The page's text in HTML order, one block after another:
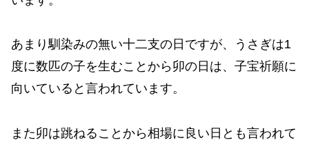
あまり馴染みの無い十二支の日ですが、うさぎは1
度に数匹の子を生むことから卯の日は、子宝祈願に
向いていると言われています。
また卯は跳ねることから相場に良い日とも言われて